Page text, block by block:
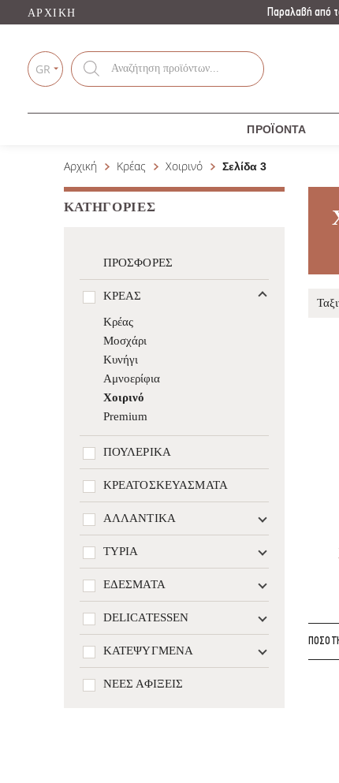
ΑΡΧΙΚΉ Παραλαβή από
GR
Products
search
ΠΡΟΪΌΝΤΑ
Αρχική Κρέας Χοιρινό Σελίδα 3
ΚΑΤΗΓΟΡΊΕΣ
ΠΡΟΣΦΟΡΈΣ
ΚΡΈΑΣ
Κρέας
Μοσχάρι
Κυνήγι
Αμνοερίφια
Χοιρινό
Premium
ΠΟΥΛΕΡΙΚΆ
ΚΡΕΑΤΟΣΚΕΥΆΣΜΑΤΑ
ΑΛΛΑΝΤΙΚΆ
ΤΥΡΙΆ
ΕΔΈΣΜΑΤΑ
DELICATESSEN
ΚΑΤΕΨΥΓΜΈΝΑ
ΝΈΕΣ ΑΦΊΞΕΙΣ